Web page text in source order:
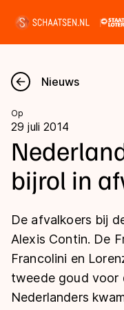
Nieuws
Kalender
Disciplines
Langebaan
Shorttrack
Inlineskaten
Uitslagen
Langebaan
Shorttrack
Marathon
Tijden &
Ranglijsten
Nieuws
Op
29 juli 2014
bijrol in
De afvalkoers bij
Alexis Contin. De
Francolini en
tweede goud voor
Nederlanders